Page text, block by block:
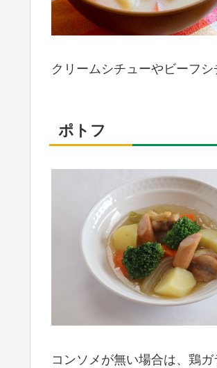
クリームシチューやビーフシ
ポトフ
コンソメが無い場合は、鶏